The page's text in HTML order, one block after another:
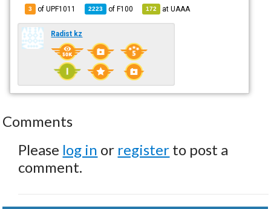
3 of UPF1011 2223 ofF100 172 atUAAA
Radist kz
Comments
Please log in or register to post a
comment.